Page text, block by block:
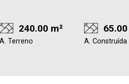
240.00 m²
A. Terreno
65.00
A. Construída